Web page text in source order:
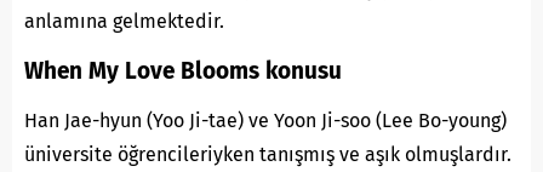
anlamına gelmektedir.
When My Love Blooms konusu
Han Jae-hyun (Yoo Ji-tae) ve Yoon Ji-soo (Lee Bo-young)
üniversite öğrencileriyken tanışmış ve aşık olmuşlardır.